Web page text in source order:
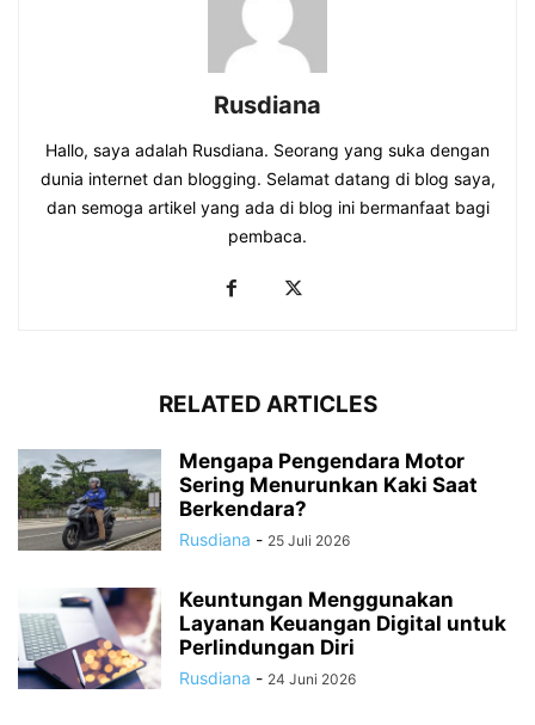
Rusdiana
Hallo, saya adalah Rusdiana. Seorang yang suka dengan
dunia internet dan blogging. Selamat datang di blog saya,
dan semoga artikel yang ada di blog ini bermanfaat bagi
pembaca.
RELATED ARTICLES
Mengapa Pengendara Motor
Sering Menurunkan Kaki Saat
Berkendara?
Rusdiana - 25 Juli 2026
Keuntungan Menggunakan
Layanan Keuangan Digital untuk
Perlindungan Diri
Rusdiana - 24 Juni 2026